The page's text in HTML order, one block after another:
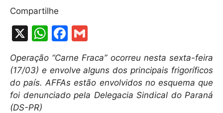
Compartilhe
X
W
h
at
s
A
F
c
e
b
ai
l
Operação “Carne Fraca” ocorreu nesta sexta-feira
(17/03) e envolve alguns dos principais frigoríficos
do país. AFFAs estão envolvidos no esquema que
foi denunciado pela Delegacia Sindical do Paraná
(DS-PR)